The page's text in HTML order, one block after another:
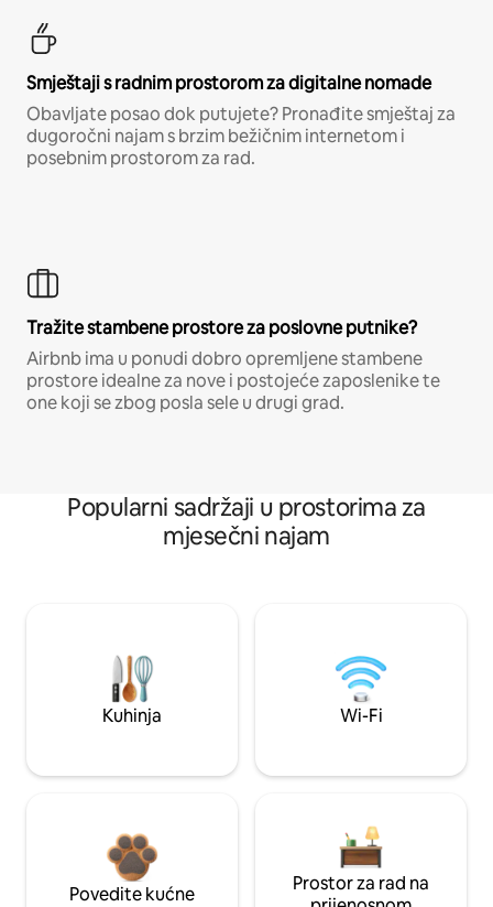
Smještaji s radnim prostorom za digitalne nomade
Obavljate posao dok putujete? Pronađite smještaj za
dugoročni najam s brzim bežičnim internetom i
posebnim prostorom za rad.
Tražite stambene prostore za poslovne putnike?
Airbnb ima u ponudi dobro opremljene stambene
prostore idealne za nove i postojeće zaposlenike te
one koji se zbog posla sele u drugi grad.
Popularni sadržaji u prostorima za
mjesečni najam
Kuhinja Wi-Fi
Povedite kućne
Prostor za rad na